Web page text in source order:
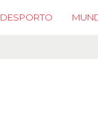
DESPORTO